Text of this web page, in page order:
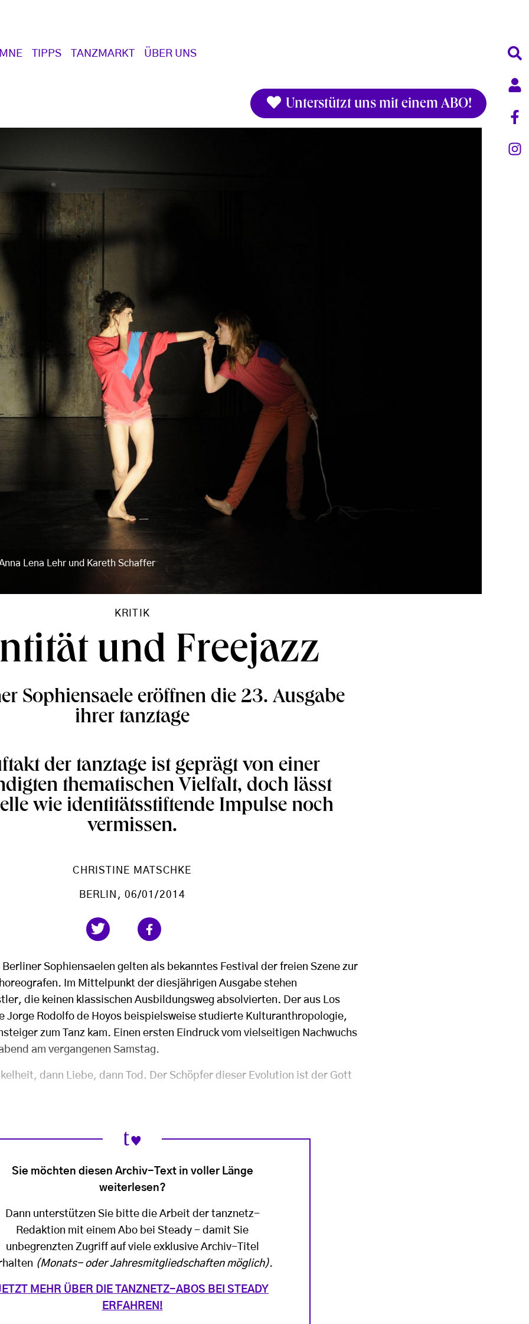
TIPPS TANZMARKT ÜBER UNS
Unterstützt uns mit einem ABO!
Lena Lehr und Kareth Schaffer
KRITIK
und Freejazz
Sophiensaele eröffnen die 23. Ausgabe
ihrer tanztage
der tanztage ist geprägt von einer
thematischen Vielfalt, doch lässt
wie identitätsstiftende Impulse noch
vermissen.
CHRISTINE MATSCHKE
BERLIN , 06/01/2014
Sophiensaelen gelten als bekanntes Festival der freien Szene zur
Im Mittelpunkt der diesjährigen Ausgabe stehen
die keinen klassischen Ausbildungsweg absolvierten. Der aus Los
Jorge Rodolfo de Hoyos beispielsweise studierte Kulturanthropologie,
zum Tanz kam. Einen ersten Eindruck vom vielseitigen Nachwuchs
am vergangenen Samstag.
dann Liebe, dann Tod. Der Schöpfer dieser Evolution ist der Gott
Sie möchten diesen Archiv-Text in voller Länge
weiterlesen?
Dann unterstützen Sie bitte die Arbeit der tanznetz-
Redaktion mit einem Abo bei Steady - damit Sie
unbegrenzten Zugriff auf viele exklusive Archiv-Titel
(Monats- oder Jahresmitgliedschaften möglich).
MEHR ÜBER DIE TANZNETZ-ABOS BEI STEADY
ERFAHREN!